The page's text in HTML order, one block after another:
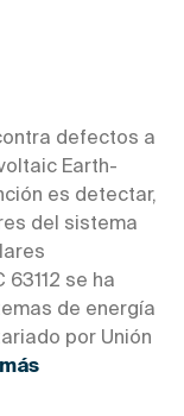
defectos a
Earth-
es detectar,
del sistema
63112 se ha
de energía
por Unión